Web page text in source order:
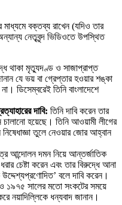
মাধ্যমে বক্তব্য রাখেন (যদিও তার
নেতৃবৃন্দ ভিডিওতে উপস্থিত
থাকা মৃত্যুদণ্ড ও সাজাপ্রাপ্ত
যে ভয় বা গ্রেপ্তার হওয়ার শঙ্কা
ডিসেম্বরেই তিনি বাংলাদেশে
দাবি: তিনি দাবি করেন তার
চালানো হয়েছে। তিনি আওয়ামী লীগের
তুলে নেওয়ার জোর আহ্বান
আন্দোলন দমন নিয়ে আন্তর্জাতিক
চেষ্টা করেন এবং তার বিরুদ্ধে আনা
বলে দাবি করেন।
১৯৭৫ সালের মতো সংকটের সময়ে
নয়াদিল্লিকে ধন্যবাদ জানান।